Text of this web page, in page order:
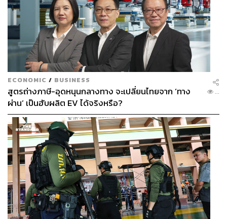
ECONOMIC / BUSINESS
สูตรถ่างภาษี-อุดหนุนกลางทาง จะเปลี่ยนไทยจาก ‘ทาง
ผ่าน’ เป็นฮับผลิต EV ได้จริงหรือ?
...